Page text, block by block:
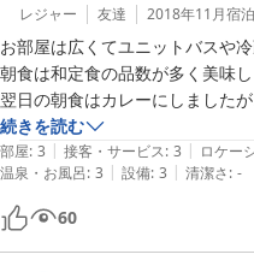
レジャー 友達 2018年11月宿泊
お部屋は広くてユニットバスや
朝食は和定食の品数が多く美味
翌日の朝食はカレーにしました
また福江島に行くときは利用させ
お世話になりました。
続きを読む
部屋: 3 | 接客・サービス: 3 | ロケー
温泉・お風呂: 3 | 設備: 3 | 清潔さ: -
60